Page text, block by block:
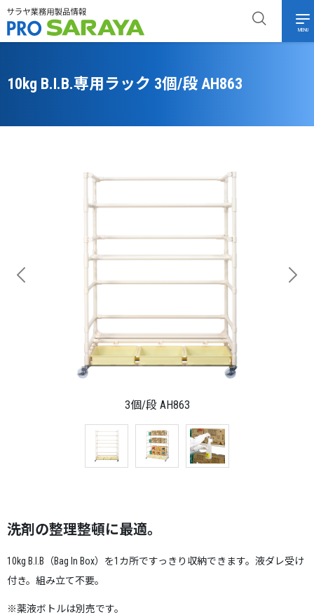
MENU
10kg B.I.B.専用ラック 3個/段 AH863
Previous Next
3個/段 AH863
洗剤の整理整頓に最適。
10kg B.I.B（Bag In Box）を1カ所ですっきり収納できます。液ダレ受け
付き。組み立て不要。
※薬液ボトルは別売です。